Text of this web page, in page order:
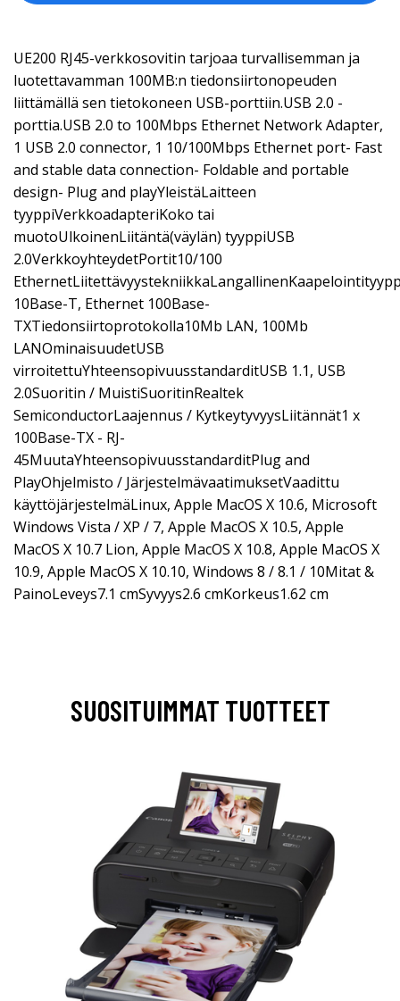
UE200 RJ45-verkkosovitin tarjoaa turvallisemman ja
luotettavamman 100MB:n tiedonsiirtonopeuden
liittämällä sen tietokoneen USB-porttiin.USB 2.0 -
porttia.USB 2.0 to 100Mbps Ethernet Network Adapter,
1 USB 2.0 connector, 1 10/100Mbps Ethernet port- Fast
and stable data connection- Foldable and portable
design- Plug and playYleistäLaitteen
tyyppiVerkkoadapteriKoko tai
muotoUlkoinenLiitäntä(väylän) tyyppiUSB
2.0VerkkoyhteydetPortit10/100
10Base-T, Ethernet 100Base-
TXTiedonsiirtoprotokolla10Mb LAN, 100Mb
LANOminaisuudetUSB
virroitettuYhteensopivuusstandarditUSB 1.1, USB
2.0Suoritin / MuistiSuoritinRealtek
SemiconductorLaajennus / KytkeytyvyysLiitännät1 x
100Base-TX - RJ-
45MuutaYhteensopivuusstandarditPlug and
PlayOhjelmisto / JärjestelmävaatimuksetVaadittu
käyttöjärjestelmäLinux, Apple MacOS X 10.6, Microsoft
Windows Vista / XP / 7, Apple MacOS X 10.5, Apple
MacOS X 10.7 Lion, Apple MacOS X 10.8, Apple MacOS X
10.9, Apple MacOS X 10.10, Windows 8 / 8.1 / 10Mitat &
PainoLeveys7.1 cmSyvyys2.6 cmKorkeus1.62 cm
SUOSITUIMMAT TUOTTEET